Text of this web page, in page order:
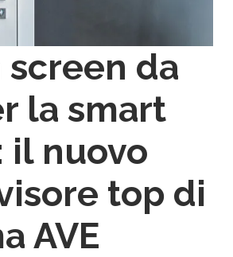
screen da
la smart
il nuovo
top di
AVE